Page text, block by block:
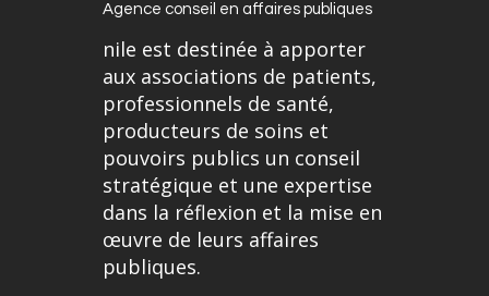
Agence conseil en affaires publiques
nile est destinée à apporter
aux associations de patients,
professionnels de santé,
producteurs de soins et
pouvoirs publics un conseil
stratégique et une expertise
dans la réflexion et la mise en
œuvre de leurs affaires
publiques.